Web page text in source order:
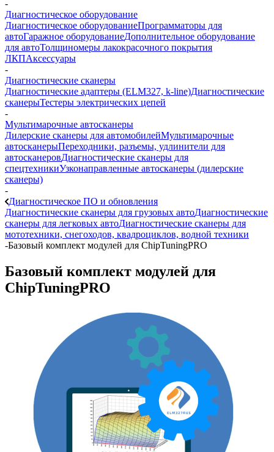
-
Диагностическое оборудование
Диагностическое оборудованиеПрограмматоры для
автоГаражное оборудованиеДополнительное оборудование
для автоТолщиномеры лакокрасочного покрытия
ЛКПАксессуары
-
Диагностические сканеры
Диагностические адаптеры (ELM327, k-line)Диагностические
сканерыТестеры электрических цепей
-
Мультимарочные автосканеры
Дилерские сканеры для автомобилейМультимарочные
автосканерыПереходники, разъемы, удлинители для
автосканеровДиагностические сканеры для
спецтехникиУзконаправленные автосканеры (дилерские
сканеры)
-
Диагностическое ПО и обновления
Диагностические сканеры для грузовых автоДиагностические
сканеры для легковых автоДиагностические сканеры для
мототехники, снегоходов, квадроциклов, водной техники
-Базовый комплект модулей для ChipTuningPRO
Базовый комплект модулей для
ChipTuningPRO